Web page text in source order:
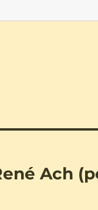
Ach